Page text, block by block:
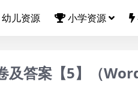
幼儿资源 小学资源
及答案【5】（